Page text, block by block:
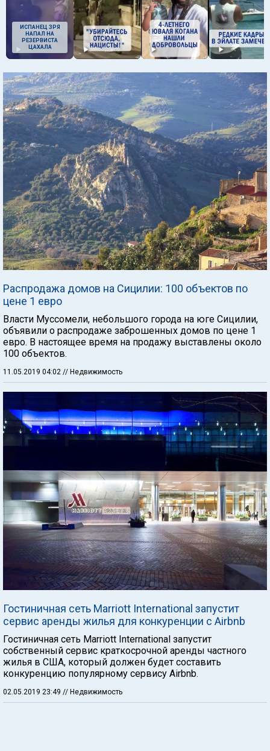
ИСПАНЕЦ ЗРЯ
НАПАЛ НА
РЕЗЕРВИСТА
ЦАХАЛА
Распродажа домов на Сицилии: 100 объектов по
цене 1 евро
Власти Муссомели, небольшого города на юге Сицилии,
объявили о распродаже заброшенных домов по цене 1
евро. В настоящее время на продажу выставлены около
100 объектов.
11.05.2019 04:02 // Недвижимость
Гостиничная сеть Marriott International запустит
сервис аренды жилья для конкуренции с Airbnb
Гостиничная сеть Marriott International запустит
собственный сервис краткосрочной аренды частного
жилья в США, который должен будет составить
конкуренцию популярному сервису Airbnb.
02.05.2019 23:49 // Недвижимость